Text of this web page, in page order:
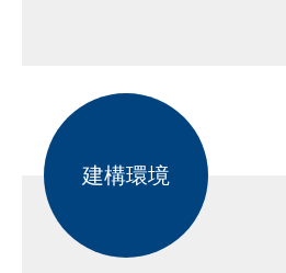
建構環境